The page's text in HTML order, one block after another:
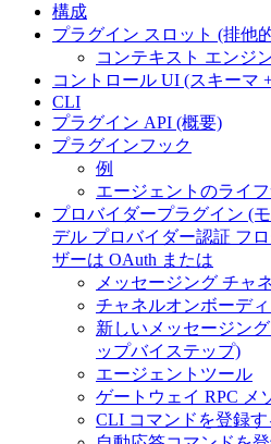
構成
プラグイン スロット (排他
コンテキスト エンジ
コントロール UI (スキーマ
CLI
プラグイン API (概要)
プラグインフック
例
エージェントのライ
プロバイダープラグイン (
デル プロバイダー認証 フ
ザーは OAuth または
メッセージング チャ
チャネルオンボーデ
新しいメッセージン
ップバイステップ)
エージェントツール
ゲートウェイ RPC メ
CLI コマンドを登録す